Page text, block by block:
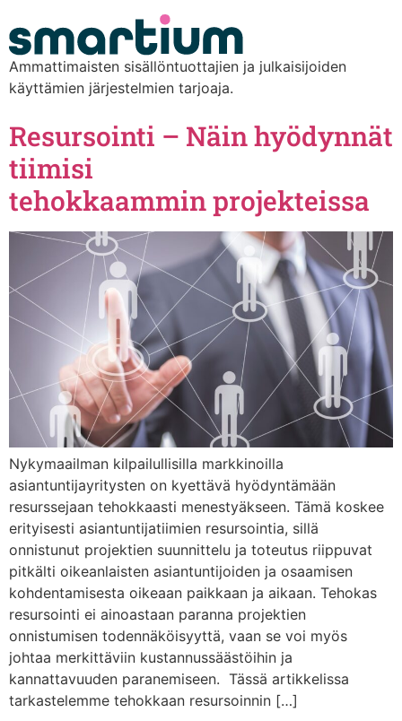
Ammattimaisten sisällöntuottajien ja julkaisijoiden
käyttämien järjestelmien tarjoaja.
Resursointi – Näin hyödynnät
tiimisi
tehokkaammin projekteissa
Nykymaailman kilpailullisilla markkinoilla
asiantuntijayritysten on kyettävä hyödyntämään
resurssejaan tehokkaasti menestyäkseen. Tämä koskee
erityisesti asiantuntijatiimien resursointia, sillä
onnistunut projektien suunnittelu ja toteutus riippuvat
pitkälti oikeanlaisten asiantuntijoiden ja osaamisen
kohdentamisesta oikeaan paikkaan ja aikaan. Tehokas
resursointi ei ainoastaan paranna projektien
onnistumisen todennäköisyyttä, vaan se voi myös
johtaa merkittäviin kustannussäästöihin ja
kannattavuuden paranemiseen. Tässä artikkelissa
tarkastelemme tehokkaan resursoinnin […]